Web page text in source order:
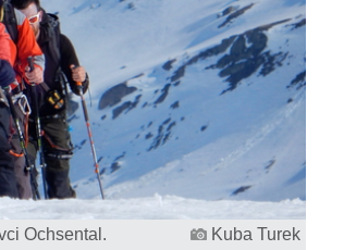
Ochsental. Kuba Turek